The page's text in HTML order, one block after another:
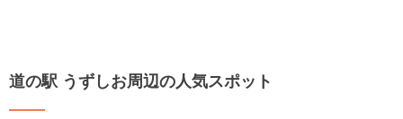
道の駅 うずしお周辺の人気スポット